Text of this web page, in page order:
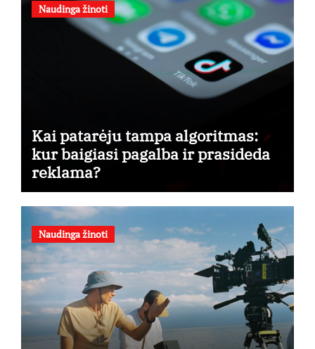
Naudinga žinoti
Kai patarėju tampa algoritmas:
kur baigiasi pagalba ir prasideda
reklama?
Naudinga žinoti